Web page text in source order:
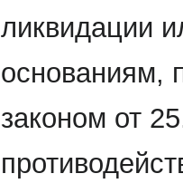
ликвидации
основаниям,
законом от